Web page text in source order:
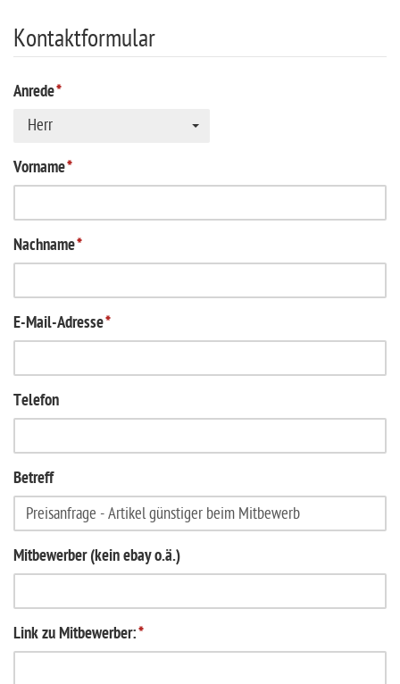
Kontaktformular
Anrede*
Herr
Vorname*
Nachname*
E-Mail-Adresse*
Telefon
Betreff
Mitbewerber (kein ebay o.ä.)
Link zu Mitbewerber:*